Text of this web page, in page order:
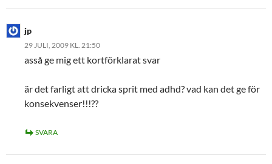
jp
29 JULI, 2009 KL. 21:50
asså ge mig ett kortförklarat svar
är det farligt att dricka sprit med adhd? vad kan det ge för
konsekvenser!!!??
SVARA